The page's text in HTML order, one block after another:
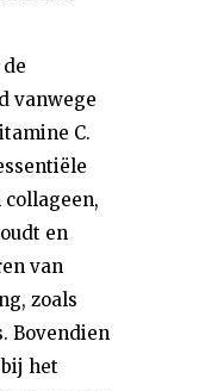
vanwege
C.
en
van
zoals
Bovendien
het